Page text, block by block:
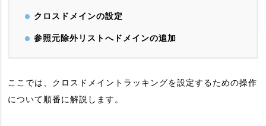
クロスドメインの設定
参照元除外リストへドメインの追加
ここでは、クロスドメイントラッキングを設定するための操作
について順番に解説します。